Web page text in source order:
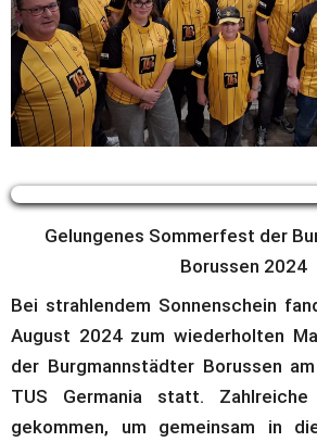
Gelungenes Sommerfest der
Borussen 2024
Bei strahlendem Sonnenschein
August 2024 zum wiederholten
der Burgmannstädter Borussen
TUS Germania statt.
gekommen, um gemeinsam in